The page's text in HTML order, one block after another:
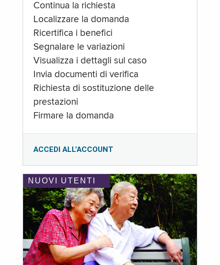
Continua la richiesta
Localizzare la domanda
Ricertifica i benefici
Segnalare le variazioni
Visualizza i dettagli sul caso
Invia documenti di verifica
Richiesta di sostituzione delle
prestazioni
Firmare la domanda
ACCEDI ALL’ACCOUNT
NUOVI UTENTI